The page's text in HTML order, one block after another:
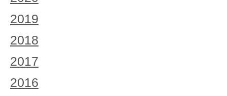
2019
2018
2017
2016